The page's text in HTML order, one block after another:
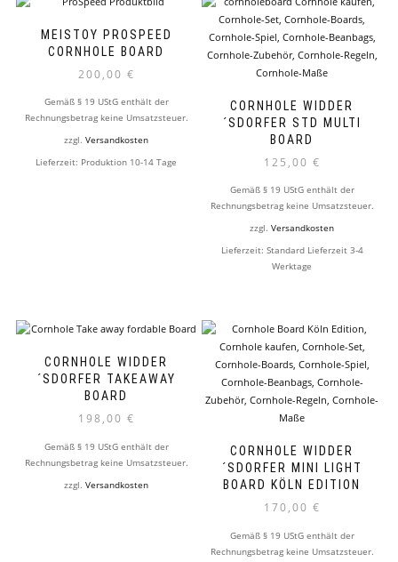
MEISTOY PROSPEED
CORNHOLE BOARD
200,00 €
Gemäß § 19 UStG enthält der
Rechnungsbetrag keine Umsatzsteuer.
zzgl. Versandkosten
Lieferzeit: Produktion 10-14 Tage
CORNHOLE WIDDER
´SDORFER STD MULTI
BOARD
125,00 €
Gemäß § 19 UStG enthält der
Rechnungsbetrag keine Umsatzsteuer.
zzgl. Versandkosten
Lieferzeit: Standard Lieferzeit 3-4
Werktage
CORNHOLE WIDDER
´SDORFER TAKEAWAY
BOARD
198,00 €
Gemäß § 19 UStG enthält der
Rechnungsbetrag keine Umsatzsteuer.
zzgl. Versandkosten
CORNHOLE WIDDER
´SDORFER MINI LIGHT
BOARD KÖLN EDITION
170,00 €
Gemäß § 19 UStG enthält der
Rechnungsbetrag keine Umsatzsteuer.